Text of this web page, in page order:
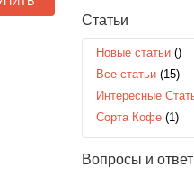
Статьи
Новые статьи ()
Все статьи (15)
Интересные
Сорта Кофе (1)
Вопросы и